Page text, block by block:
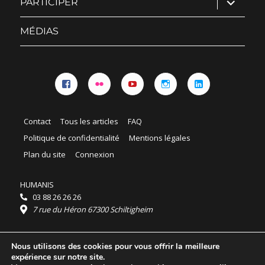
le
sous-
MÉDIAS
Contact Tous les articles
FAQ
Politique de confidentialité
Mentions légales
Plan du site
Connexion
HUMANIS
03 88 26 26 26
7 rue du Héron 67300 Schiltigheim
Horaires :
HUMANIS : du lundi au vendredi 9h - 18h
Ordidocaz : du lundi au vendredi 8h - 19h
Nous utilisons des cookies pour vous offrir la meilleure
expérience sur notre site.